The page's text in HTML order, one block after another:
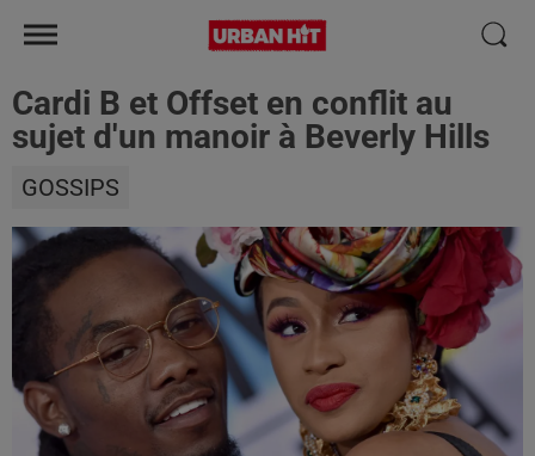
Cardi B et Offset en conflit au
sujet d'un manoir à Beverly Hills
GOSSIPS